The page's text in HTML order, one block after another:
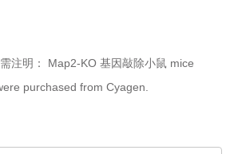
注明： Map2-KO 基因敲除小鼠 mice
purchased from Cyagen.